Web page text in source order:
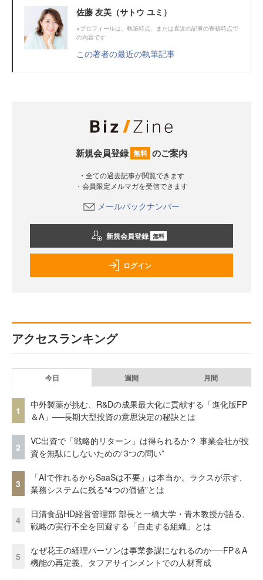
佐藤 友美（サトウ ユミ）
※プロフィールは、執筆時点、または直近の記事の寄稿時点で
の内容です
この著者の最近の執筆記事
新規会員登録 無料 のご案内
・全ての過去記事が閲覧できます
・会員限定メルマガを受信できます
メールバックナンバー
新規会員登録 無料
ログイン
アクセスランキング
今日 週間 月間
1
中外製薬が挑む、R&Dの成果最大化に貢献する「進化版FP
＆A」──長期大型投資の意思決定の秘訣とは
2
VC出資で「戦略的リターン」は得られるか？ 事業会社が投
資を無駄にしないための“3つの問い”
3
「AIで作れるからSaaSは不要」は本当か。ラクスが示す、
業務システムに残る“4つの価値”とは
4
日清食品HD経営管理部 部長と一橋大学・青木教授が語る、
戦略の実行不全を回避する「自走する組織」とは
5
なぜ花王の経理パーソンは事業参謀になれるのか──FP＆A
機能の再定義、タフアサインメントでの人材育成